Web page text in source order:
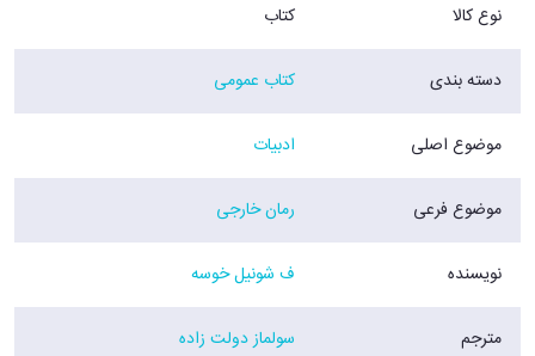
نوع کالا کتاب
دسته بندی کتاب عمومی
موضوع اصلی ادبیات
موضوع فرعی رمان خارجی
نویسنده ف شونیل خوسه
مترجم سولماز دولت زاده